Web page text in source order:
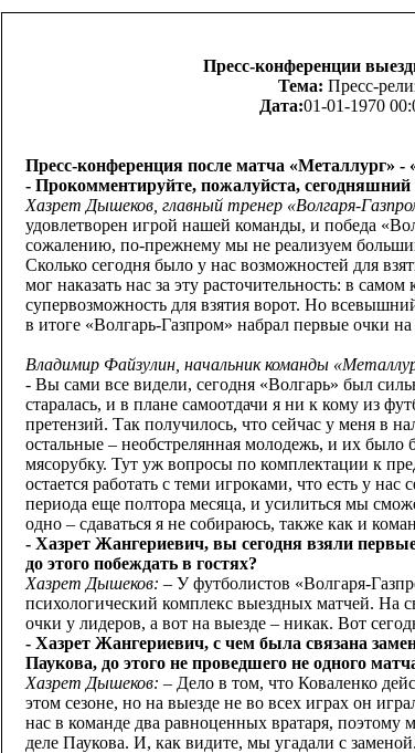
Пресс-конференции
Тема: Пресс-
Дата:01-01-1970
Пресс-конференция после матча «Металлург» -
- Прокомментируйте, пожалуйста, сегодняшний
Хазрет Дышеков, главный тренер «Волгаря-
удовлетворен игрой нашей команды, и победа
сожалению, по-прежнему мы не реализуем
Сколько сегодня было у нас возможностей для
мог наказать нас за эту расточительность: в
супервозможность для взятия ворот. Но
в итоге «Волгарь-Газпром» набрал первые очки на
Владимир Файзулин, начальник команды
- Вы сами все видели, сегодня «Волгарь» был
старалась, и в плане самоотдачи я ни к кому из
претензий. Так получилось, что сейчас у меня в
остальные – необстрелянная молодежь, и их
мясорубку. Тут уж вопросы по комплектации к
остается работать с теми игроками, что есть у нас
периода еще полтора месяца, и усилиться мы
одно – сдаваться я не собираюсь, также как и
- Хазрет Жангериевич, вы сегодня взяли
до этого побеждать в гостях?
Хазрет Дышеков: – У футболистов «Волгаря-
психологический комплекс выездных матчей. На
очки у лидеров, а вот на выезде – никак. Вот
- Хазрет Жангериевич, с чем была связана
Паукова, до этого не проведшего не одного
Хазрет Дышеков: – Дело в том, что Коваленко
этом сезоне, но на выезде не во всех играх он
нас в команде два равноценных вратаря,
деле Паукова. И, как видите, мы угадали с